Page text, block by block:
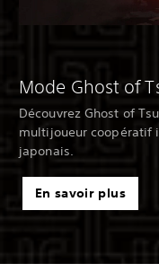
Mode Ghost of
Découvrez Ghost of
multijoueur coopératif
japonais.
En savoir plus